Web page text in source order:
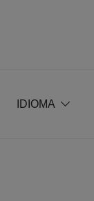
IDIOMA